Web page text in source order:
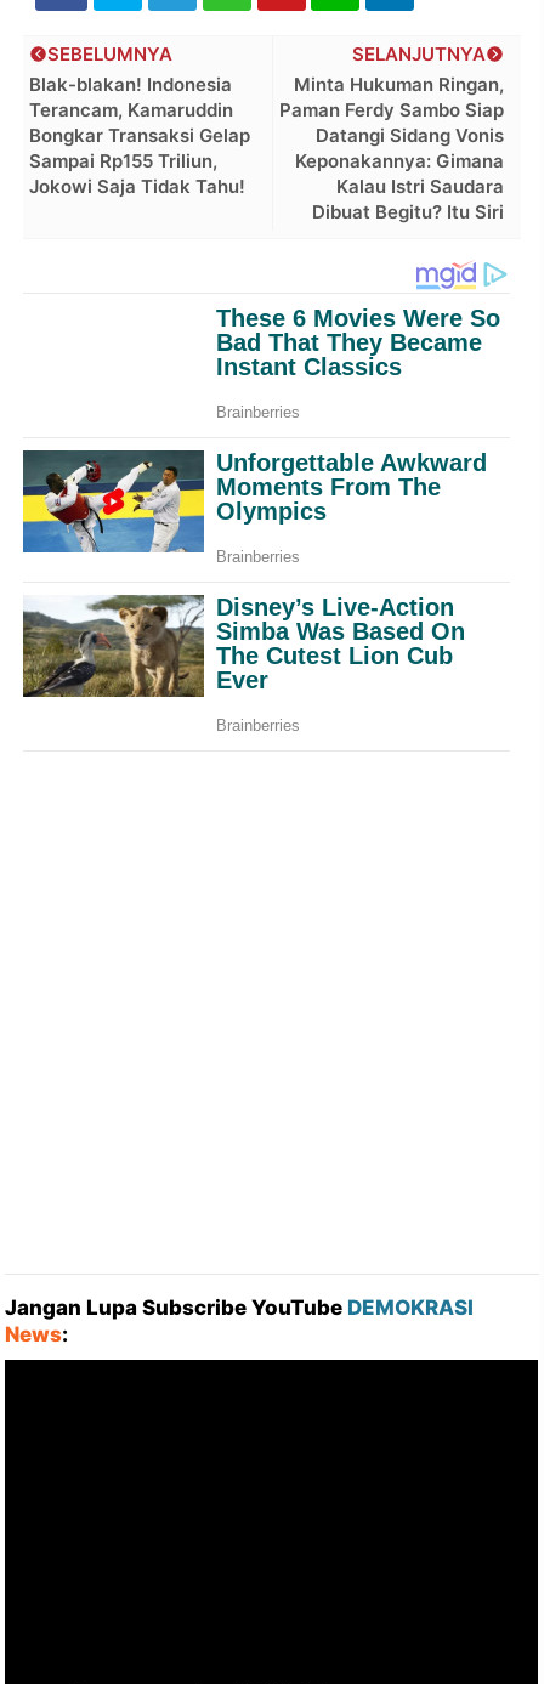
SELANJUTNYA
Minta Hukuman Ringan,
Paman Ferdy Sambo Siap
Datangi Sidang Vonis
Keponakannya: Gimana
Kalau Istri Saudara
Dibuat Begitu? Itu Siri
SEBELUMNYA
Blak-blakan! Indonesia
Terancam, Kamaruddin
Bongkar Transaksi Gelap
Sampai Rp155 Triliun,
Jokowi Saja Tidak Tahu!
Jangan Lupa Subscribe YouTube DEMOKRASI
News: